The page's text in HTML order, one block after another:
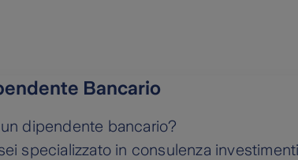
Bancario
dipendente bancario?
specializzato in consulenza